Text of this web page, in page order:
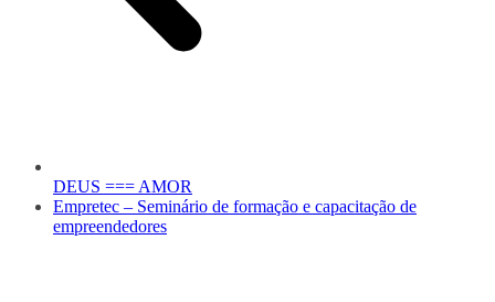
DEUS === AMOR
Empretec – Seminário de formação e capacitação de
empreendedores